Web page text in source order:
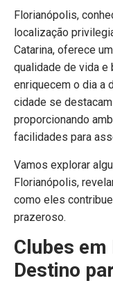
Florianópolis,
localização
Catarina, oferece
qualidade de vida e
enriquecem o dia a
cidade se
proporcionando
facilidades para
Vamos explorar
Florianópolis,
como eles
prazeroso.
Clubes
Destino